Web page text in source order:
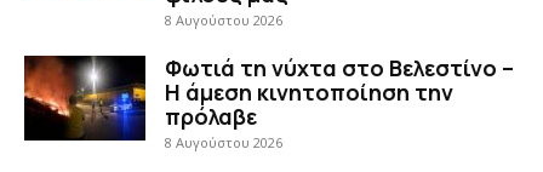
8 Αυγούστου 2026
Φωτιά τη νύχτα στο Βελεστίνο –
Η άμεση κινητοποίηση την
πρόλαβε
8 Αυγούστου 2026